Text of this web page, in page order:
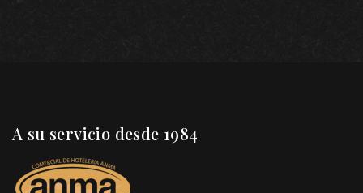
A su servicio desde 1984